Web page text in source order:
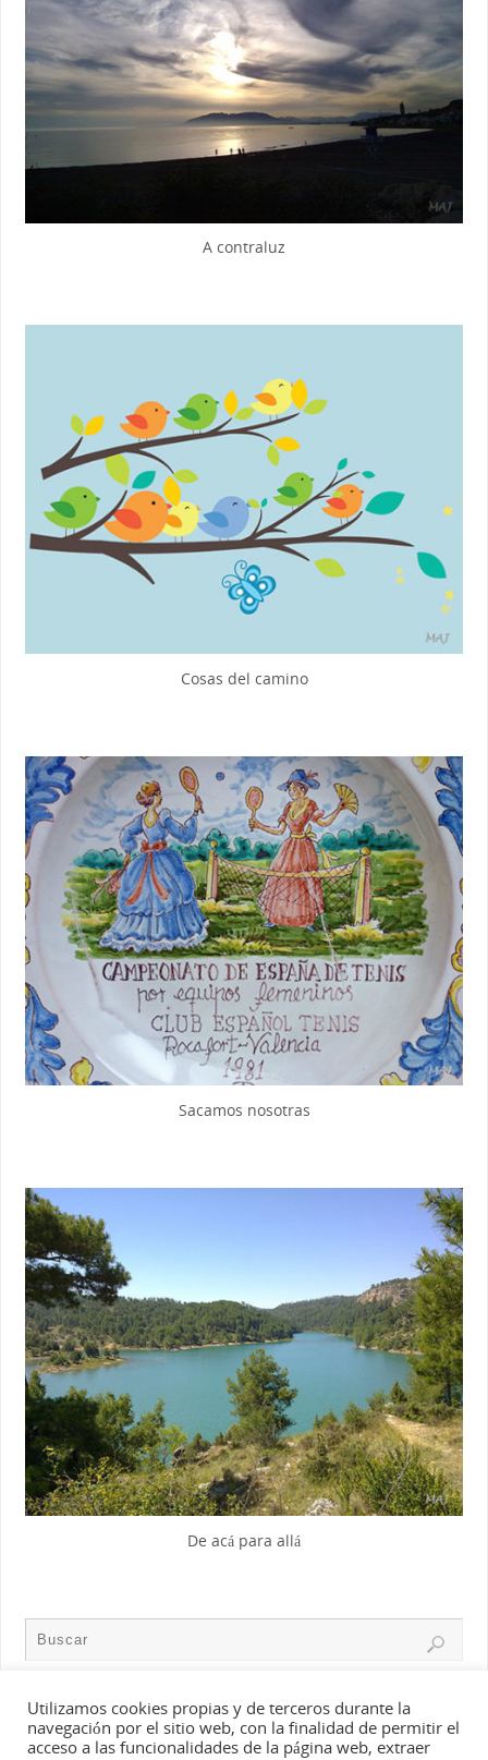
A contraluz
Cosas del camino
Sacamos nosotras
De acá para allá
Aviso Legal–Política de privacidad–Política de cookies
Utilizamos cookies propias y de terceros durante la
navegación por el sitio web, con la finalidad de permitir el
acceso a las funcionalidades de la página web, extraer